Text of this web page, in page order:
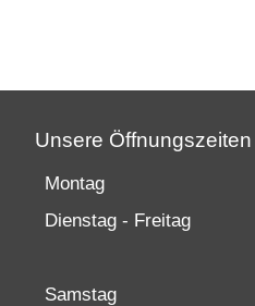
Unsere Öffnungszeiten
Montag
Dienstag - Freitag
Samstag